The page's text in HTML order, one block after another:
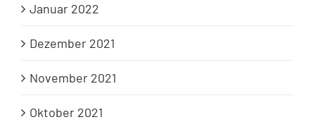
Januar 2022
Dezember 2021
November 2021
Oktober 2021